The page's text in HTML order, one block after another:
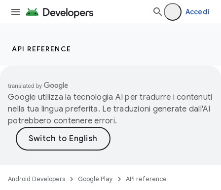
Accedi
API REFERENCE
Google utilizza la tecnologia AI per tradurre i contenuti
nella tua lingua preferita. Le traduzioni generate dall'AI
potrebbero contenere errori.
Android Developers Google Play API reference